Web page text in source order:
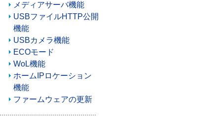
メディアサーバ機能
USBファイルHTTP公開
機能
USBカメラ機能
ECOモード
WoL機能
ホームIPロケーション
機能
ファームウェアの更新